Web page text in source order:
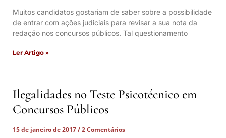
Muitos candidatos gostariam de saber sobre a possibilidade
de entrar com ações judiciais para revisar a sua nota da
redação nos concursos públicos. Tal questionamento
Ler Artigo »
Ilegalidades no Teste Psicotécnico em
Concursos Públicos
15 de janeiro de 2017
2 Comentários